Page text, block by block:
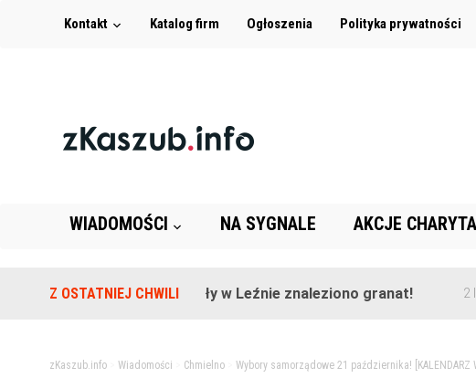
Kontakt Katalog firm Ogłoszenia Polityka prywatności
WIADOMOŚCI NA SYGNALE AKCJE
Z OSTATNIEJ CHWILI
Na terenie szkoły w Leźnie znaleziono granat! 2 lata temu
zKaszub.info> Wiadomości Chmielno> Wybory samorządowe 21 października! [KALENDARZ